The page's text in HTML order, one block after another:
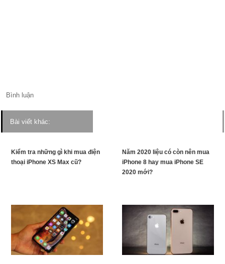
Bình luận
Bài viết khác:
Kiểm tra những gì khi mua điện
thoại iPhone XS Max cũ?
Năm 2020 liệu có còn nên mua
iPhone 8 hay mua iPhone SE
2020 mới?